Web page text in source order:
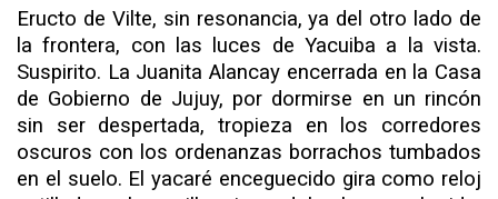
Eructo de Vilte, sin resonancia, ya del otro lado de
la fron­tera, con las luces de Yacuiba a la vista.
Suspirito. La Juanita Alancay encerrada en la Casa
de Gobierno de Jujuy, por dor­mirse en un rincón
sin ser despertada, tropieza en los corredo­res
oscuros con los ordenanzas borrachos tumbados
en el suelo. El yacaré enceguecido gira como reloj